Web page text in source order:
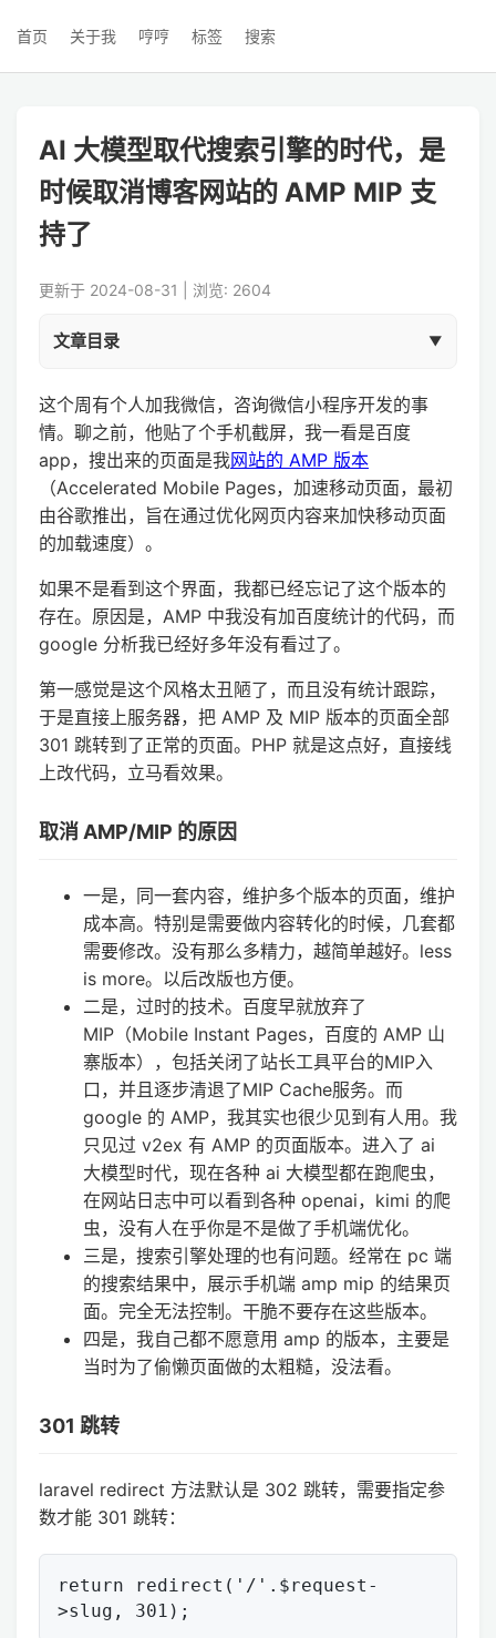
首页 关于我 哼哼 标签 搜索
AI 大模型取代搜索引擎的时代，是
时候取消博客网站的 AMP MIP 支
持了
更新于 2024-08-31 | 浏览: 2604
文章目录
这个周有个人加我微信，咨询微信小程序开发的事
情。聊之前，他贴了个手机截屏，我一看是百度
app，搜出来的页面是我网站的 AMP 版本
（Accelerated Mobile Pages，加速移动页面，最初
由谷歌推出，旨在通过优化网页内容来加快移动页面
的加载速度）。
如果不是看到这个界面，我都已经忘记了这个版本的
存在。原因是，AMP 中我没有加百度统计的代码，而
google 分析我已经好多年没有看过了。
第一感觉是这个风格太丑陋了，而且没有统计跟踪，
于是直接上服务器，把 AMP 及 MIP 版本的页面全部
301 跳转到了正常的页面。PHP 就是这点好，直接线
上改代码，立马看效果。
取消 AMP/MIP 的原因
一是，同一套内容，维护多个版本的页面，维护
成本高。特别是需要做内容转化的时候，几套都
需要修改。没有那么多精力，越简单越好。less
is more。以后改版也方便。
二是，过时的技术。百度早就放弃了
MIP（Mobile Instant Pages，百度的 AMP 山
寨版本），包括关闭了站长工具平台的MIP入
口，并且逐步清退了MIP Cache服务。而
google 的 AMP，我其实也很少见到有人用。我
只见过 v2ex 有 AMP 的页面版本。进入了 ai
大模型时代，现在各种 ai 大模型都在跑爬虫，
在网站日志中可以看到各种 openai，kimi 的爬
虫，没有人在乎你是不是做了手机端优化。
三是，搜索引擎处理的也有问题。经常在 pc 端
的搜索结果中，展示手机端 amp mip 的结果页
面。完全无法控制。干脆不要存在这些版本。
四是，我自己都不愿意用 amp 的版本，主要是
当时为了偷懒页面做的太粗糙，没法看。
301 跳转
laravel redirect 方法默认是 302 跳转，需要指定参
数才能 301 跳转：
return redirect('/'.$request-